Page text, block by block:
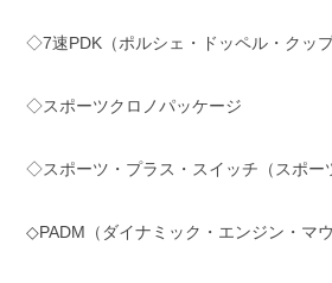
◇7速PDK（ポルシェ・ドッペル・クップ
◇スポーツクロノパッケージ
◇スポーツ・プラス・スイッチ（スポー
◇PADM（ダイナミック・エンジン・マウ